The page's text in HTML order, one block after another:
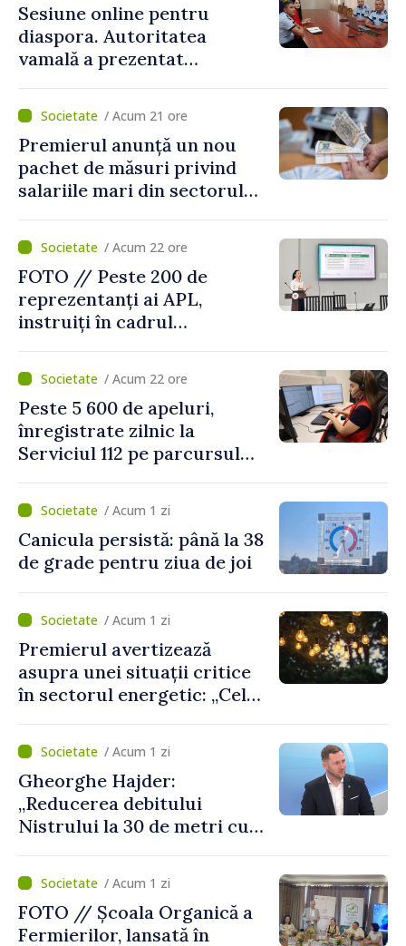
Sesiune online pentru
diaspora. Autoritatea
vamală a prezentat
revenirea în țară
/ Acum 21 ore
Premierul anunță un nou
pachet de măsuri privind
salariile mari din sectorul
/ Acum 22 ore
FOTO // Peste 200 de
reprezentanți ai APL,
instruiți în cadrul
Mediu privind aplicarea a
două regulamente din
domeniu
/ Acum 22 ore
Peste 5 600 de apeluri,
înregistrate zilnic la
Serviciul 112 pe parcursul
cetățeni au solicitat
ambulanța/ Acum 1 zi
Canicula persistă: până la 38
de grade pentru ziua de joi
/ Acum 1 zi
Premierul avertizează
asupra unei situații critice
în sectorul energetic: „Cel
putea cumpăra nici curent
de avarie”/ Acum 1 zi
Gheorghe Hajder:
„Reducerea debitului
Nistrului la 30 de metri cubi
„catastrofă naturală”
/ Acum 1 zi
FOTO // Școala Organică a
Fermierilor, lansată în